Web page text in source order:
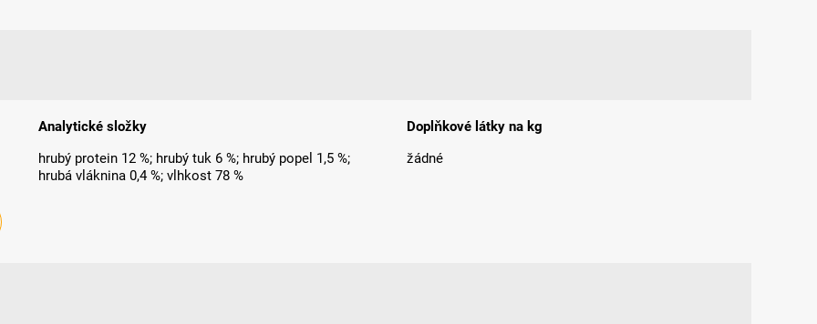
Analytické složky
hrubý protein 12 %; hrubý tuk 6 %; hrubý popel 1,5 %;
hrubá vláknina 0,4 %; vlhkost 78 %
Doplňkové látky na kg
žádné